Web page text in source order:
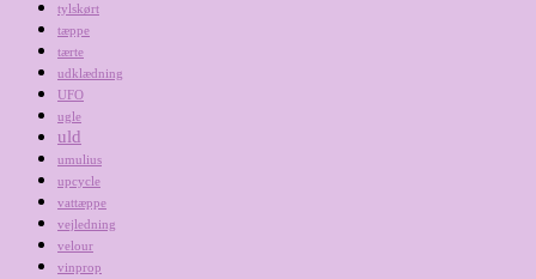
tylskørt
tæppe
tærte
udklædning
UFO
ugle
uld
umulius
upcycle
vattæppe
vejledning
velour
vinprop